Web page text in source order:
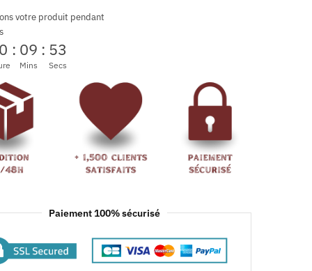
votre produit pendant
: 09
Mins
: 52
Secs
Paiement 100% sécurisé